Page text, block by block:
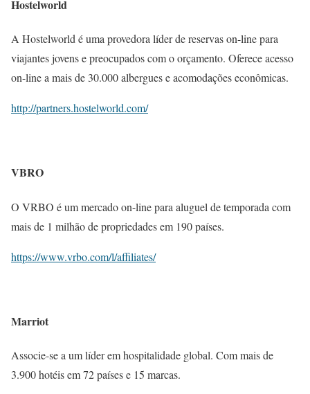
Hostelworld
A Hostelworld é uma provedora líder de reservas on-line para
viajantes jovens e preocupados com o orçamento. Oferece acesso
on-line a mais de 30.000 albergues e acomodações econômicas.
http://partners.hostelworld.com/
VBRO
O VRBO é um mercado on-line para aluguel de temporada com
mais de 1 milhão de propriedades em 190 países.
https://www.vrbo.com/l/affiliates/
Marriot
Associe-se a um líder em hospitalidade global. Com mais de
3.900 hotéis em 72 países e 15 marcas.